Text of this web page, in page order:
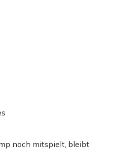
noch mitspielt, bleibt